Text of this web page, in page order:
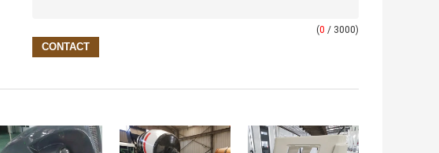
(0 / 3000)